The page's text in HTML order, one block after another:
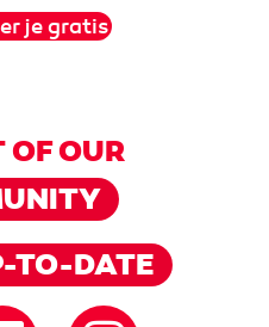
je gratis
OF OUR
TO-DATE